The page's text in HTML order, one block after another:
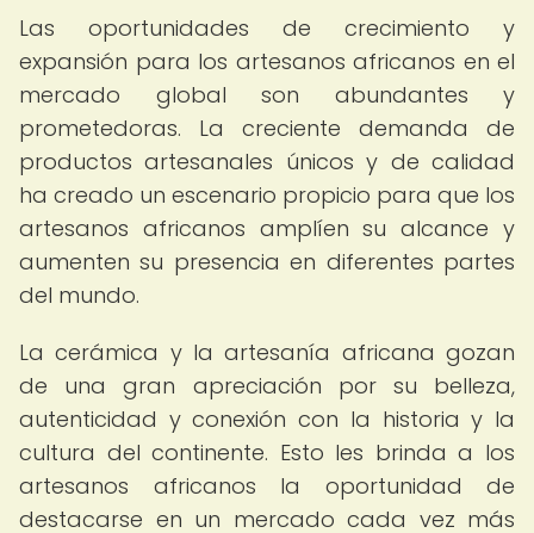
Las oportunidades de crecimiento y
expansión para los artesanos africanos en el
mercado global son abundantes y
prometedoras. La creciente demanda de
productos artesanales únicos y de calidad
ha creado un escenario propicio para que los
artesanos africanos amplíen su alcance y
aumenten su presencia en diferentes partes
del mundo.
La cerámica y la artesanía africana gozan
de una gran apreciación por su belleza,
autenticidad y conexión con la historia y la
cultura del continente. Esto les brinda a los
artesanos africanos la oportunidad de
destacarse en un mercado cada vez más